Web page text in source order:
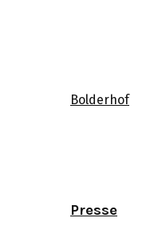
Bolderhof
Presse